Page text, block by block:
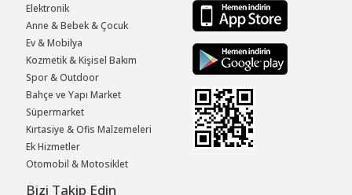
Elektronik
Anne & Bebek & Çocuk
Ev & Mobilya
Kozmetik & Kişisel Bakım
Spor & Outdoor
Bahçe ve Yapı Market
Süpermarket
Kırtasiye & Ofis Malzemeleri
Ek Hizmetler
Otomobil & Motosiklet
Bizi Takip Edin